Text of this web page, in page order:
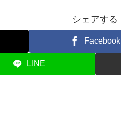
シェアする
Facebook
LINE